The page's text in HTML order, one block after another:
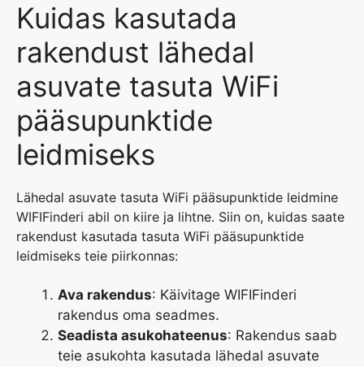
Kuidas kasutada
rakendust lähedal
asuvate tasuta WiFi
pääsupunktide
leidmiseks
Lähedal asuvate tasuta WiFi pääsupunktide leidmine
WIFIFinderi abil on kiire ja lihtne. Siin on, kuidas saate
rakendust kasutada tasuta WiFi pääsupunktide
leidmiseks teie piirkonnas:
Ava rakendus: Käivitage WIFIFinderi
rakendus oma seadmes.
Seadista asukohateenus: Rakendus saab
teie asukohta kasutada lähedal asuvate